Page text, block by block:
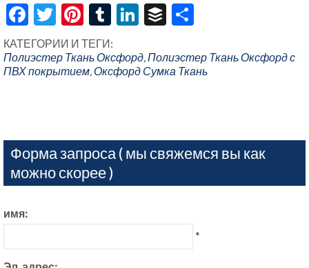
Facebook
Twitter
Pinterest
Tumblr
LinkedIn
Buffer
КАТЕГОРИИ И ТЕГИ:
Полиэстер Ткань Оксфорд,Полиэстер Ткань Оксфорд с
ПВХ покрытием,Оксфорд Сумка Ткань
Форма запроса ( мы свяжемся вы как
можно скорее )
имя:
*